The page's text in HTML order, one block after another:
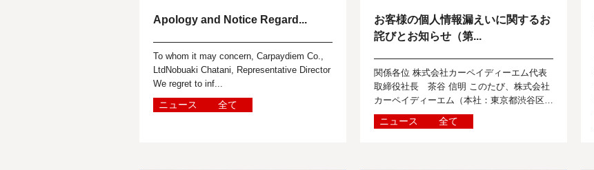
Apology and Notice Regard...
To whom it may concern, Carpaydiem Co.,
LtdNobuaki Chatani, Representative Director
We regret to inf...
ニュース 全て
お客様の個人情報漏えいに関するお
詫びとお知らせ（第...
関係各位 株式会社カーペイディーエム代表
取締役社長 茶谷 信明 このたび、株式会社
カーペイディーエム（本社：東京都渋谷区）
は、下記の通り、当社が保有するお客様の個
人情報が漏えいしたことを確認しましたの...
ニュース 全て